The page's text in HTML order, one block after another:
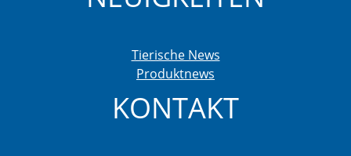
Tierische News
Produktnews
KONTAKT